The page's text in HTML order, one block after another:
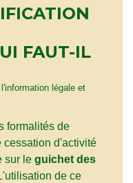
FAUT-IL
légale et
formalités de
cessation d'activité
sur le guichet des
de ce